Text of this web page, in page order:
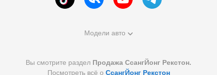
Модели авто
Вы смотрите раздел Продажа СсангЙонг Рекстон.
Посмотреть всё о СсангЙонг Рекстон